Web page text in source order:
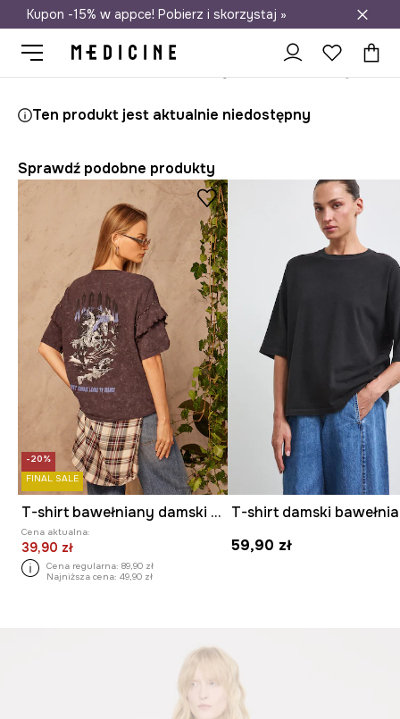
Darmowa dostawa do salonów
Kupon -15% w appce! Pobierz i skorzystaj »
Ten produkt jest aktualnie niedostępny
Sprawdź podobne produkty
-20%
FINAL SALE
T-shirt bawełniany damski z kolekcji Lands of Legends – Asgard
Cena aktualna:
39,90 zł
Cena regularna: 89,90 zł
Najniższa cena: 49,90 zł
59,90 zł